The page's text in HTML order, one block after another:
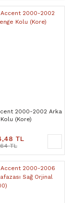
2000-2002 Arka
(Kore)
TL
TL